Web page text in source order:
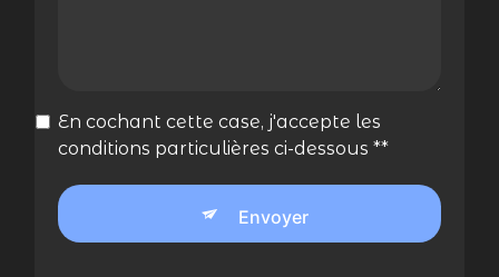
En cochant cette case, j'accepte les
conditions particulières ci-dessous **
Envoyer